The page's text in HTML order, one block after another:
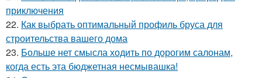
приключения
22. Как выбрать оптимальный профиль бруса для
строительства вашего дома
23. Больше нет смысла ходить по дорогим салонам,
когда есть эта бюджетная несмывашка!